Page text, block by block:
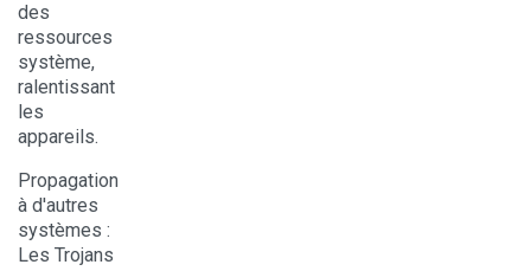
des
ressources
système,
ralentissant
les
appareils.
Propagation
à d'autres
systèmes :
Les Trojans